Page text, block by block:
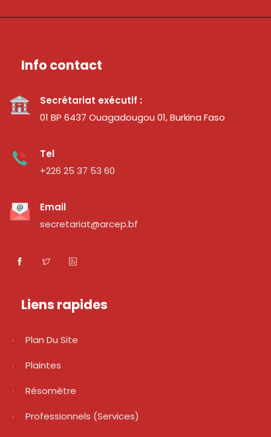
Info contact
Secrétariat exécutif :
01 BP 6437 Ouagadougou 01, Burkina Faso
Tel
+226 25 37 53 60
Email
secretariat@arcep.bf
Liens rapides
Plan Du Site
Plaintes
Résomètre
Professionnels (services)